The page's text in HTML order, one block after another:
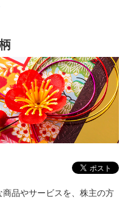
品やサービスを、株主の方